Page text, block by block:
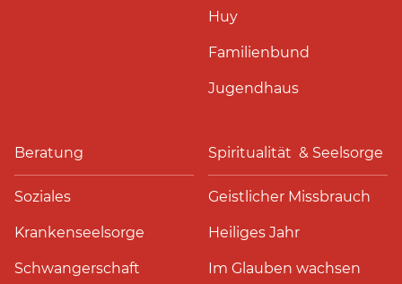
Huy
Familienbund
Jugendhaus
Beratung
Soziales
Krankenseelsorge
Schwangerschaft
Spiritualität & Seelsorge
Geistlicher Missbrauch
Heiliges Jahr
Im Glauben wachsen